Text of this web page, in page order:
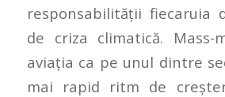
responsabilității fiecaruia
de criza climatică. Mass-
aviația ca pe unul dintre
mai rapid ritm de